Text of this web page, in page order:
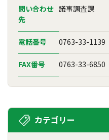
問い合わせ
先
議事調査課
電話番号 0763-33-1139
FAX番号 0763-33-6850
カテゴリー